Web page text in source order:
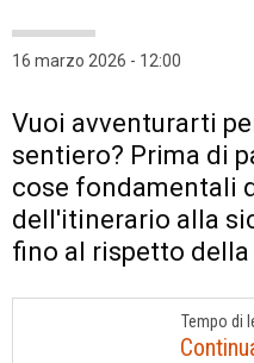
16 marzo 2026 - 12:00
Vuoi avventurarti
sentiero? Prima di
cose fondamentali
dell'itinerario alla
fino al rispetto della
Tempo di